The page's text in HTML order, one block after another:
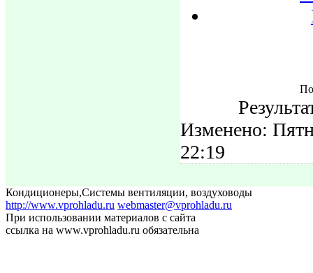
Изменено:
22:19
Кондиционеры,Системы вентиляции, воздуховоды
http://www.vprohladu.ru webmaster@vprohladu.ru
При использовании материалов с сайта
ссылка на www.vprohladu.ru обязательна